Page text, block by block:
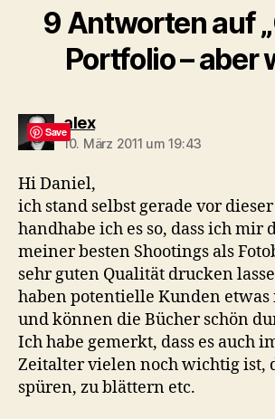
9 Antworten auf
Portfolio – aber
alexsagt:
10. März 2011 um 19:43
Hi Daniel,
ich stand selbst gerade vor
handhabe ich es so, dass ich mir
meiner besten Shootings als
sehr guten Qualität drucken
haben potentielle Kunden etwas
und können die Bücher schön
Ich habe gemerkt, dass es auch
Zeitalter vielen noch wichtig ist,
spüren, zu blättern etc.
Save